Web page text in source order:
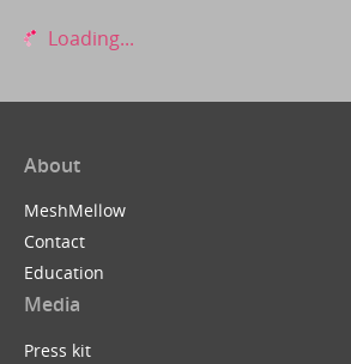
Loading...
About
MeshMellow
Contact
Education
Media
Press kit